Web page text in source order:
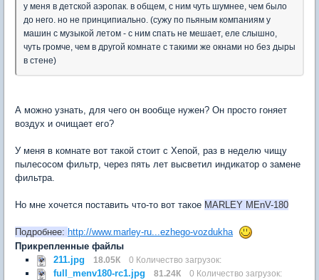
у меня в детской аэропак. в общем, с ним чуть шумнее, чем было
до него. но не принципиально. (сужу по пьяным компаниям у
машин с музыкой летом - с ним спать не мешает, еле слышно,
чуть громче, чем в другой комнате с такими же окнами но без дыры
в стене)
А можно узнать, для чего он вообще нужен? Он просто гоняет
воздух и очищает его?
У меня в комнате вот такой стоит с Хепой, раз в неделю чищу
пылесосом фильтр, через пять лет высветил индикатор о замене
фильтра.
Но мне хочется поставить что-то вот такое MARLEY MEnV-180
Подробнее: http://www.marley-ru...ezhego-vozdukha
Прикрепленные файлы
211.jpg
18.05К 0 Количество загрузок:
full_menv180-rc1.jpg 81.24К 0 Количество загрузок: